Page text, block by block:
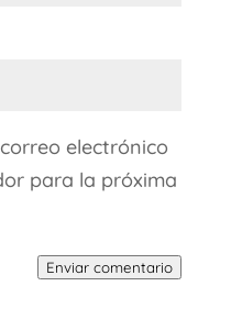
electrónico
para la próxima
Enviar comentario